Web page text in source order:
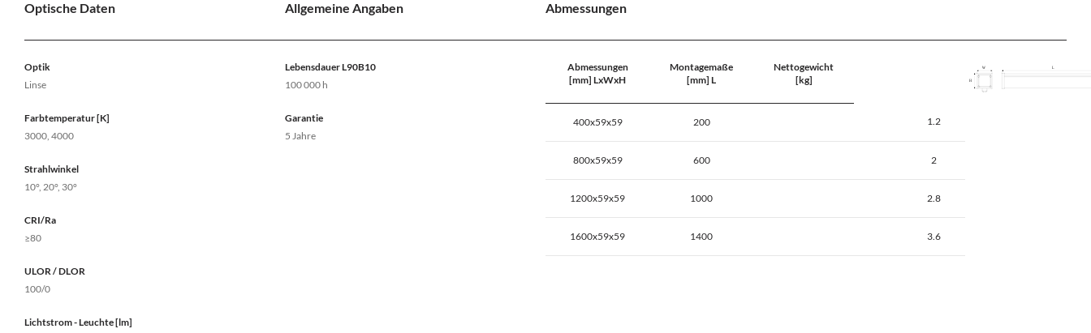
Optische Daten
Optik
Linse
Farbtemperatur [K]
3000, 4000
Strahlwinkel
10°, 20°, 30°
CRI/Ra
≥80
ULOR / DLOR
100/0
Lichtstrom - Leuchte [lm]
Allgemeine Angaben
Lebensdauer L90B10
100 000 h
Garantie
5 Jahre
Abmessungen
Abmessungen
[mm] LxWxH
Montagemaße
[mm] L
Nettogewicht
[kg]
400x59x59 200 1.2
800x59x59 600 2
1200x59x59 1000 2.8
1600x59x59 1400 3.6